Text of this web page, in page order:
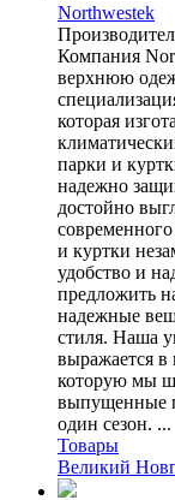
Northwestek
Компания
верхнюю
которая
парки и
надежно
достойно
и куртки
удобство и
предложить
надежные
стиля. Наша
выражается
которую мы
выпущенные
один сезон. ...
Товары
Великий